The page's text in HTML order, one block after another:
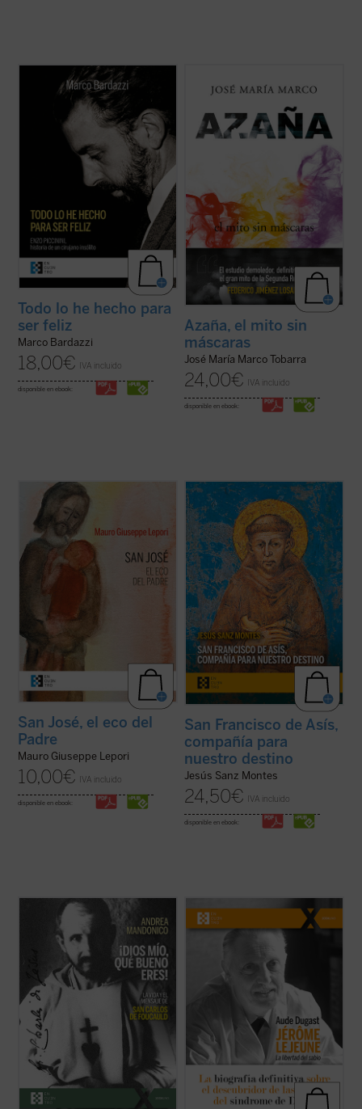
En mayo de 1999, 7.000 personas
abarrotaron la basílica de San Petronio en
Bolonia para dar su último adiós a Enzo
Piccinini, cirujano del hospital de
Sant'Orsola. ¿Quién era este joven médico
que había sido capaz de dejar una huella
Todo lo he hecho para
ser feliz
Marco Bardazzi
18,00€ IVA incluido
disponible en ebook:
María Marco, autor hace ya treinta años de
una de las más importantes biografías de
Manuel Azaña, ha compuesto este nuevo
ensayo histórico-político sobre el escritor y
político de Alcalá de Henares ... (ver ficha)
Azaña, el mito sin
máscaras
José María Marco Tobarra
24,00€ IVA incluido
disponible en ebook:
San José fue llamado a materializar la
paternidad de Dios hacia el Hijo encarnado.
Una vocación, un camino, vividos en el
silencio, porque tendía a la escucha de una
Palabra que se hizo Presencia en su casa.
Con él, Dios Padre no ha querido ...
ficha)
San José, el eco del
Padre
Mauro Giuseppe Lepori
10,00€ IVA incluido
disponible en ebook:
La de san Francisco de Asís es una de las
historias de santidad más enraizadas en el
Evangelio, generando en su familia
espiritual todos los registros de una
santidad encarnada en el tiempo de cada
época. «El autor hace un regalo de lúcida ...
(ver ficha)
San Francisco de Asís,
compañía para
nuestro destino
Jesús Sanz Montes
24,50€ IVA incluido
disponible en ebook:
Esta biografía del recién proclamado santo
Carlos de Foucauld, escrita por quien ha
sido vicepostulador de su causa de
canonización, se centra en los aspectos
más sobresalientes de su espiritualidad y
de su actividad pastoral. El libro arranca ...
(ver ficha)
Pionero de la genética moderna,
deslumbrado por la belleza de cada vida
humana, el profesor Jérôme Lejeune ha
hecho historia al defender a los que no
tienen voz. Siguiendo su conciencia de
médico fiel al juramento hipocrático y de
(ver ficha)